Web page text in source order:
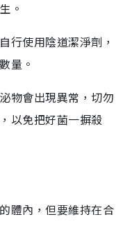
。
行使用陰道潔淨劑，
量。
物會出現異常，切勿
以免把好菌一摒殺
體內，但要維持在合